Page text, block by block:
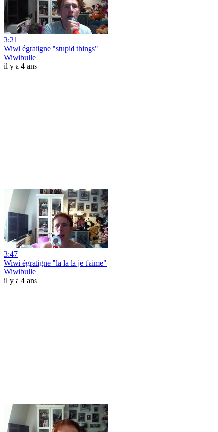
3:21
Wiwi égratigne "stupid things"
Wiwibulle
il y a 4 ans
3:47
Wiwi égratigne "la la la je t'aime"
Wiwibulle
il y a 4 ans